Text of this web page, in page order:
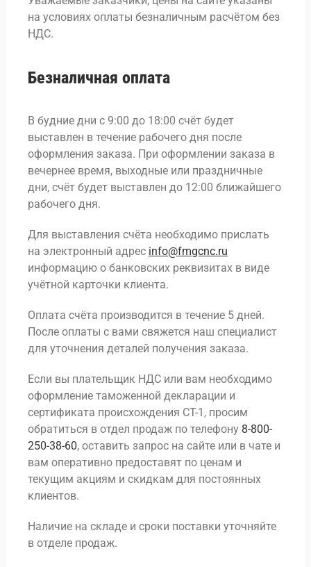
на условиях оплаты безналичным расчётом без
НДС.
Безналичная оплата
В будние дни с 9:00 до 18:00 счёт будет
выставлен в течение рабочего дня после
оформления заказа. При оформлении заказа в
вечернее время, выходные или праздничные
дни, счёт будет выставлен до 12:00 ближайшего
рабочего дня.
Для выставления счёта необходимо прислать
на электронный адрес info@fmgcnc.ru
информацию о банковских реквизитах в виде
учётной карточки клиента.
Оплата счёта производится в течение 5 дней.
После оплаты с вами свяжется наш специалист
для уточнения деталей получения заказа.
Если вы плательщик НДС или вам необходимо
оформление таможенной декларации и
сертификата происхождения СТ-1, просим
обратиться в отдел продаж по телефону 8-800-
250-38-60, оставить запрос на сайте или в чате и
вам оперативно предоставят по ценам и
текущим акциям и скидкам для постоянных
клиентов.
Наличие на складе и сроки поставки уточняйте
в отделе продаж.